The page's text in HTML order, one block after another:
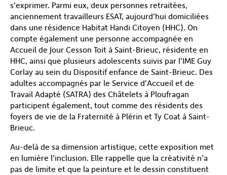
s’exprimer. Parmi eux, deux personnes retraitées,
anciennement travailleurs ESAT, aujourd’hui domiciliées
dans une résidence Habitat Handi Citoyen (HHC). On
compte également une personne accompagnée en
Accueil de Jour Cesson Toit à Saint-Brieuc, résidente en
HHC, ainsi que plusieurs adolescents suivis par l’IME Guy
Corlay au sein du Dispositif enfance de Saint-Brieuc. Des
adultes accompagnés par le Service d’Accueil et de
Travail Adapté (SATRA) des Châtelets à Ploufragan
participent également, tout comme des résidents des
foyers de vie de la Fraternité à Plérin et Ty Coat à Saint-
Brieuc.
Au-delà de sa dimension artistique, cette exposition met
en lumière l’inclusion. Elle rappelle que la créativité n’a
pas de limite et que la peinture et le dessin constituent